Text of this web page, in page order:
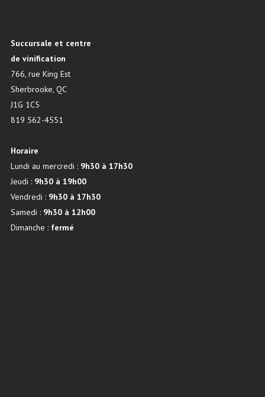
Succursale et centre
de vinification
766, rue King Est
Sherbrooke, QC
J1G 1C5
819 562-4551
Horaire
Lundi au mercredi : 9h30 à 17h30
Jeudi : 9h30 à 19h00
Vendredi : 9h30 à 17h30
Samedi : 9h30 à 12h00
Dimanche : fermé